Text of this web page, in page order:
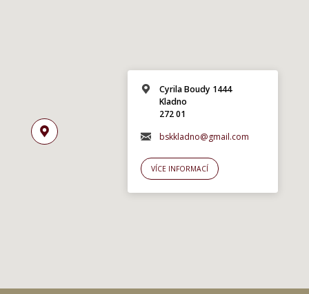
Cyrila Boudy 1444
Kladno
272 01
bskkladno@gmail.com
VÍCE INFORMACÍ